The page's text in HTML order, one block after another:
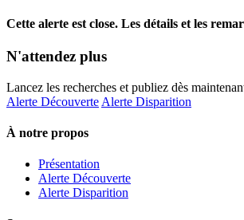
Cette alerte est close. Les détails et les
N'attendez plus
Lancez les recherches et publiez dès
Alerte Découverte Alerte Disparition
À notre propos
Présentation
Alerte Découverte
Alerte Disparition